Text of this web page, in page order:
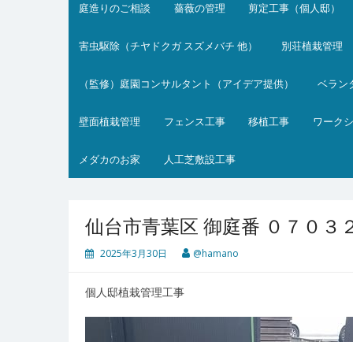
庭造りのご相談 薔薇の管理 剪定工事（個人邸）
害虫駆除（チヤドクガ スズメバチ 他） 別荘植栽管理
（監修）庭園コンサルタント（アイデア提供） ベラン
壁面植栽管理 フェンス工事 移植工事 ワーク
メダカのお家 人工芝敷設工事
仙台市青葉区 御庭番 ０７０３
2025年3月30日 @hamano
個人邸植栽管理工事